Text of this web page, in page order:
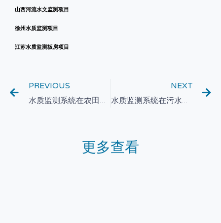
山西河流水文监测项目
徐州水质监测项目
江苏水质监测板房项目
PREVIOUS
水质监测系统在农田土壤保护中的应用与发展
NEXT
水质监测系统在污水处理厂运行管理中的作用
更多查看